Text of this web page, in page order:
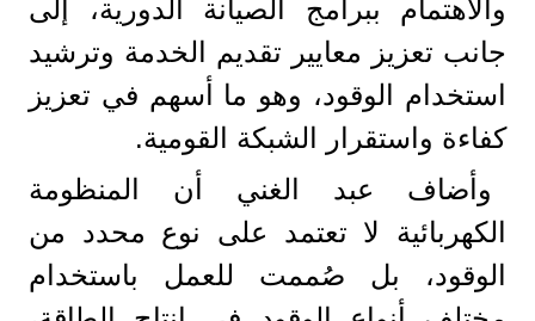
والاهتمام ببرامج الصيانة الدورية، إلى
جانب تعزيز معايير تقديم الخدمة وترشيد
استخدام الوقود، وهو ما أسهم في تعزيز
كفاءة واستقرار الشبكة القومية.
وأضاف عبد الغني أن المنظومة
الكهربائية لا تعتمد على نوع محدد من
الوقود، بل صُممت للعمل باستخدام